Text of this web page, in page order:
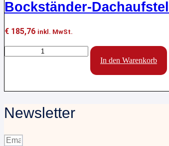
Bockständer-
€ 185,76 inkl. MwSt.
Bockständer-
Dachaufsteller
In den Warenkorb
Newsletter